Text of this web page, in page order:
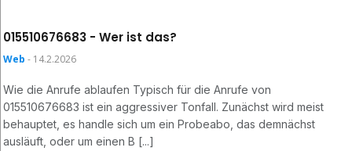
015510676683 - Wer ist das?
Web - 14.2.2026
Wie die Anrufe ablaufen Typisch für die Anrufe von
015510676683 ist ein aggressiver Tonfall. Zunächst wird meist
behauptet, es handle sich um ein Probeabo, das demnächst
ausläuft, oder um einen B [...]